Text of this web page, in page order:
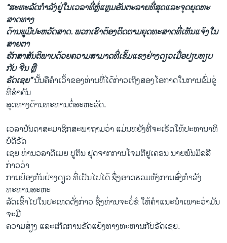
“ສະຫະລັດກຳລັງຢູ່ໃນ​ເວ​ລາ​ທີ່​ຫຼໍ່​ແຫຼມອັນຕະລາຍທີ່ສຸດແລະ​ຈຸດ​ຍຸດ​ທະ​
ສາດ​ທາງ​
ດ້ານພູມີປະຫວັດສາດ. ພວກເຮົາຕ້ອງຕິດຕາມຍຸດທະສາດທີ່ເຫັນແຈ້ງໃນ
ສາຍຕາ
ຮັກສາສັນຕິພາບດ້ວຍຄວາມ​ສາ​ມາດທີ່ເຂັ້ມແຂງຢ່າງດຽວເມື່ອ​ປຽບ​ທຽບ​
ກັບ ຈີນ ຫຼື
ຣັດເຊຍ”ນັ້ນ​ຄື​ຄຳ​ເວົ້າ​ຂອງທ່ານ​ທີ່ໄດ້ກ່າວເຖິງສອງໂອກາດ​ໃນ​ການຂົ່ມຂູ່​
ທີ່​ສຳ​ຄັນ
ສຸດທາງດ້ານທະຫານຕໍ່ສະຫະລັດ.
ເວລາບັນດາສະມາຊິກສະພາຖາມວ່າ ແມ່ນຫຍັງທີ່ຈະເຮັດໃຫ້ປະທານາທິ
ບໍດີຣັດ
ເຊຍ ທ່ານວລາດີເມຍ ປູຕິນ ຢຸດຈາກການໂຈມຕີຢູເຄຣນ ນາຍພົນມິລລີ
ກ່າວວ່າ
ການປ້ອງກັນຢ່າງດຽວ ທີ່ເປັນໄປໄດ້ ຊຶ່ງອາດ​ຮວມ​ທັງ​ການ​ສົ່ງກຳລັງ
ທະຫານສະຫະ
ລັດເຂົ້າ​ໄປໃນປະເທດ​ດັ່ງ​ກ່າວ ຊຶ່ງທ່ານຈະບໍ່​ຂໍ ໃຫ້ຄຳແນະນຳເພາະວ່າມັນ
ຈະມີ
ຄວາມສ່ຽງ ແລະເກີດການຂັດແຍ້ງທາງທະຫານກັບຣັດເຊຍ.